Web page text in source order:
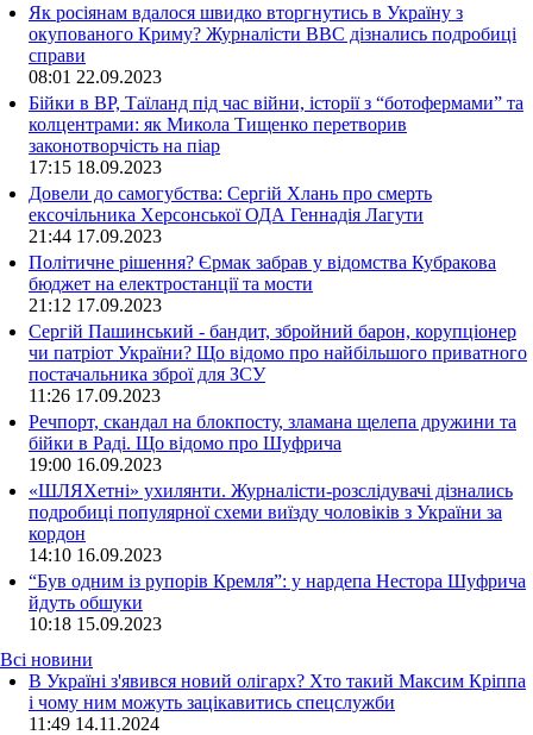
Як росіянам вдалося швидко вторгнутись в Україну з
окупованого Криму? Журналісти ВВС дізнались подробиці
справи
08:01 22.09.2023
Бійки в ВР, Таїланд під час війни, історії з “ботофермами” та
колцентрами: як Микола Тищенко перетворив
законотворчість на піар
17:15 18.09.2023
Довели до самогубства: Сергій Хлань про смерть
ексочільника Херсонської ОДА Геннадія Лагути
21:44 17.09.2023
Політичне рішення? Єрмак забрав у відомства Кубракова
бюджет на електростанції та мости
21:12 17.09.2023
Сергій Пашинський - бандит, збройний барон, корупціонер
чи патріот України? Що відомо про найбільшого приватного
постачальника зброї для ЗСУ
11:26 17.09.2023
Речпорт, скандал на блокпосту, зламана щелепа дружини та
бійки в Раді. Що відомо про Шуфрича
19:00 16.09.2023
«ШЛЯХетні» ухилянти. Журналісти-розслідувачі дізнались
подробиці популярної схеми виїзду чоловіків з України за
кордон
14:10 16.09.2023
“Був одним із рупорів Кремля”: у нардепа Нестора Шуфрича
йдуть обшуки
10:18 15.09.2023
Всі новини
В Україні з'явився новий олігарх? Хто такий Максим Кріппа
і чому ним можуть зацікавитись спецслужби
11:49 14.11.2024